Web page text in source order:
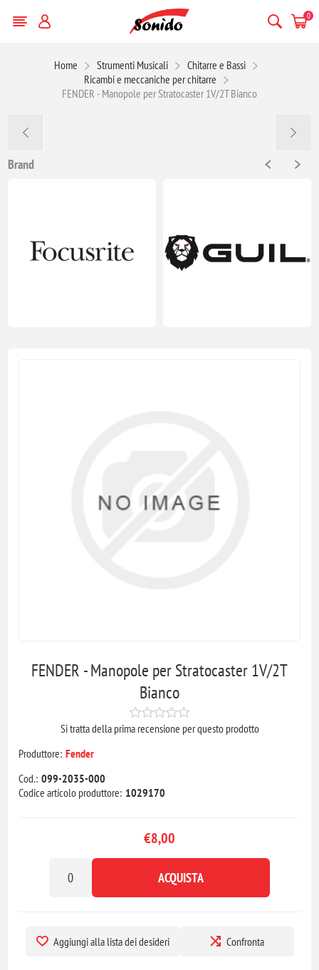
0
Home Strumenti Musicali
Chitarre e Bassi
Ricambi e meccaniche per chitarre
FENDER - Manopole per Stratocaster 1V/2T Bianco
Brand
FENDER - Manopole per Stratocaster 1V/2T
Bianco
Si tratta della prima recensione per questo prodotto
Produttore: Fender
Cod.: 099-2035-000
Codice articolo produttore: 1029170
€8,00
ACQUISTA
Aggiungi alla lista dei desideri Confronta